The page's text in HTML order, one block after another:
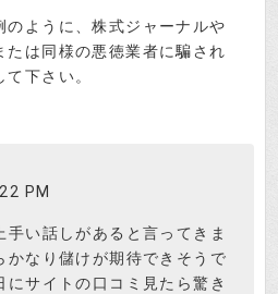
のように、株式ジャーナルや
たは同様の悪徳業者に騙され
下さい。
PM
手い話しがあると言ってきま
かなり儲けが期待できそうで
にサイトの口コミ見たら驚き